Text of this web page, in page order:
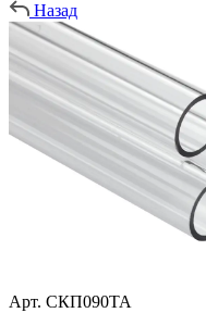
Назад
Арт. СКП090ТА